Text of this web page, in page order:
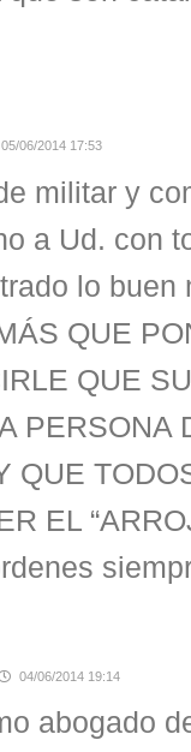
05/06/2014 17:53
militar y
a Ud. con
lo buen
QUE
QUE
PERSONA
QUE
EL
04/06/2014 19:14
abogado